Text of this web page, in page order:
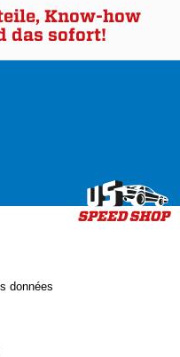
Know-how
das sofort!
données